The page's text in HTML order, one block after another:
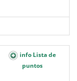
info Lista de
puntos